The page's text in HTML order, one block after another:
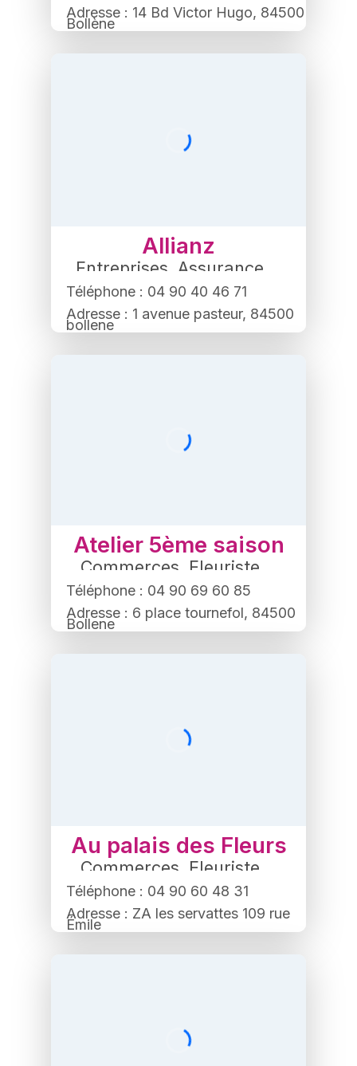
Adresse : 14 Bd Victor Hugo, 84500
Bollène
Allianz
Entreprises Assurance
Téléphone : 04 90 40 46 71
Adresse : 1 avenue pasteur, 84500
bollene
Atelier 5ème saison
Commerces Fleuriste
Téléphone : 04 90 69 60 85
Adresse : 6 place tournefol, 84500
Bollene
Au palais des Fleurs
Commerces Fleuriste
Téléphone : 04 90 60 48 31
Adresse : ZA les servattes 109 rue
Émile